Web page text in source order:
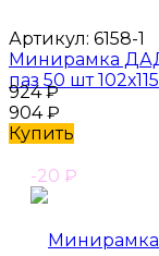
Артикул: 6158-1
Минирамка
паз 50 шт
924₽
904₽
Купить
-20 ₽